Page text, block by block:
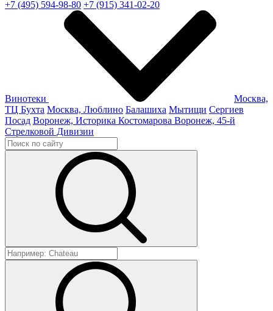
+7 (495) 594-98-80 +7 (915) 341-02-20
Винотеки
Москва,
ТЦ Бухта Москва, Люблино Балашиха Мытищи Сергиев
Посад Воронеж, Историка Костомарова Воронеж, 45-й
Стрелковой Дивизии